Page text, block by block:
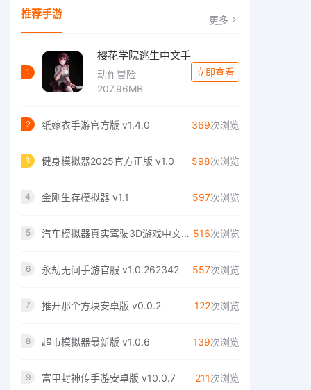
推荐手游 更多
1
樱花学院逃生中文手
动作冒险
207.96MB
立即查看
2 纸嫁衣手游官方版 v1.4.0 369次浏览
3 健身模拟器2025官方正版 v1.0 598次浏览
4 金刚生存模拟器 v1.1 597次浏览
5 汽车模拟器真实驾驶3D游戏中文手机版 v1.1 516次浏览
6 永劫无间手游官服 v1.0.262342 557次浏览
7 推开那个方块安卓版 v0.0.2 122次浏览
8 超市模拟器最新版 v1.0.6 139次浏览
9 富甲封神传手游安卓版 v10.0.7 211次浏览